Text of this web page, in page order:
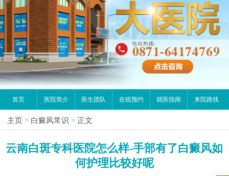
首页 医院简介 医生团队 在线预约 就医指南 来院路线
主页 > 白癜风常识 > 正文
云南白斑专科医院怎么样-手部有了白癜风如
何护理比较好呢